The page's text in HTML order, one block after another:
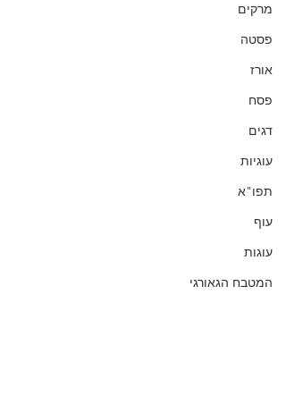
מרקים
פסטה
אורז
פסח
דגים
עוגיות
תפו"א
עוף
עוגות
המטבח הגאורגי